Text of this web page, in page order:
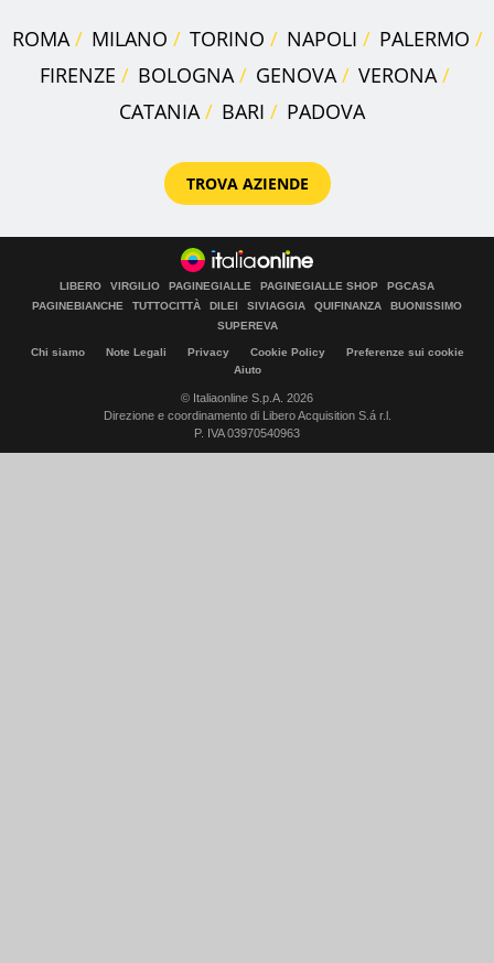
ROMA MILANO TORINO NAPOLI
PALERMO
FIRENZE
BOLOGNA GENOVA
VERONA
CATANIA
BARI PADOVA
TROVA AZIENDE
LIBERO VIRGILIO PAGINEGIALLE PAGINEGIALLE SHOP
PGCASA
PAGINEBIANCHE
TUTTOCITTÀ DILEI SIVIAGGIA QUIFINANZA
BUONISSIMO
SUPEREVA
Chi siamo Note Legali Privacy Cookie Policy
Preferenze sui cookie
Aiuto
© Italiaonline S.p.A. 2026
Direzione e coordinamento di Libero Acquisition S.á r.l.
P. IVA 03970540963